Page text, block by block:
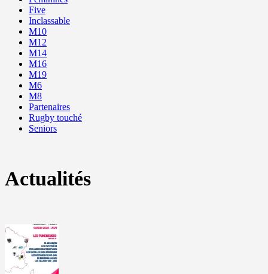
Five
Inclassable
M10
M12
M14
M16
M19
M6
M8
Partenaires
Rugby touché
Seniors
Actualités